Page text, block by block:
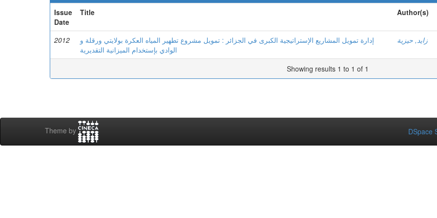
Issue
Date
Title Author(s)
2012
إدارة تمويل المشاريع الإستراتيجية الكبرى في الجزائر : تمويل مشروع تطهير المياه العكرة بولايتي ورقلة و
الوادي بإستخدام الميزانية التقديرية
زايد, حيزية
Showing results 1 to 1 of 1
Theme by DSpace